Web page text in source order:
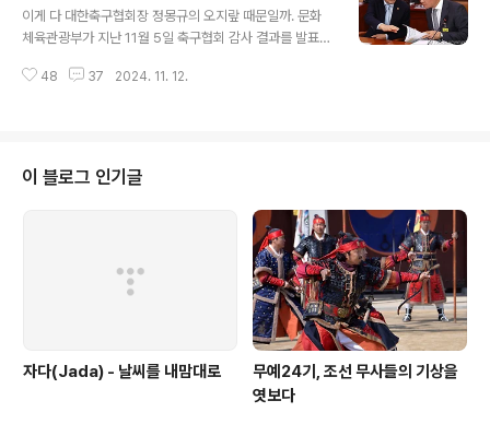
다.2022년 3월 대통령선거 직후 블로그에 이렇게 쓴 적이
있다. “착한 척하고 무능력한 정부에 너무나도 실망한 끝에
도 이 생각은 달라지지 않았다. 물론 한 가지는 수정해야겠
이게 다 대한축구협회장 정몽규의 오지랖 때문일까. 문화
체육관광부가 지난 11월 5일 축구협회 감사 결과를 발표했
이 불거지자 시작한 감사였다. 문체부는 정 회장이 홍 감독
회(전강위)는 반년에 걸친 논의 끝에 최종후보 3명을 선정
했다. 하지만 정몽규는 1순위 후보였던 홍명보를 제쳐 놓고
‘유럽 출신 2~3순위 후보를 직접 만나 협상하라’고 지시했
다. 문체부에 따르면 이게 정몽규의 부당한 지시였고, 규정
위반이다. 지난달 감사 결과 중간발표 브리핑이 끝나고 문
체부 감사관에게 물었다. “..
48 37 2024. 11. 12.
이 블로그 인기글
자다(Jada) - 날씨를 내맘대로
무예24기, 조선 무사들의 기상을
엿보다